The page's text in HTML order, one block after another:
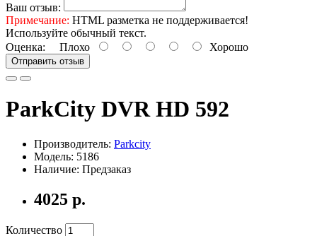
Ваш отзыв:
Примечание: HTML разметка не поддерживается!
Используйте обычный текст.
Оценка: Плохо Хорошо
Отправить отзыв
ParkCity DVR HD 592
Производитель: Parkcity
Модель: 5186
Наличие: Предзаказ
4025 р.
Количество